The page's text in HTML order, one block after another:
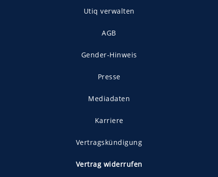
Utiq verwalten
AGB
Gender-Hinweis
Presse
Mediadaten
Karriere
Vertragskündigung
Vertrag widerrufen